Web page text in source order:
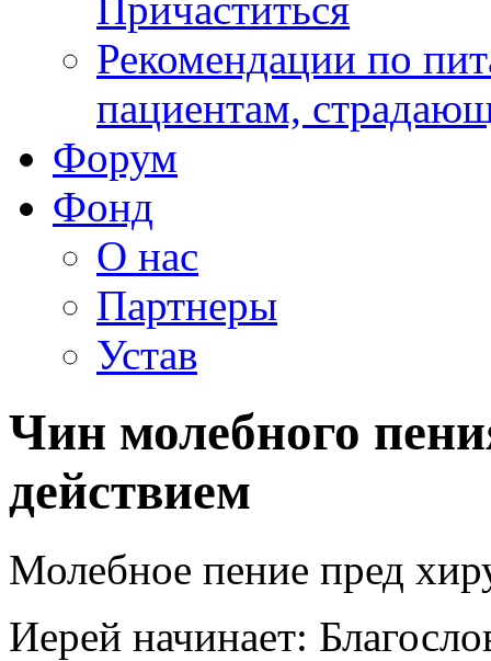
Рекомендации по
пациентам,
Форум
Фонд
О нас
Партнеры
Устав
Чин молебного
действием
Молебное пение пред
Иерей начинает: